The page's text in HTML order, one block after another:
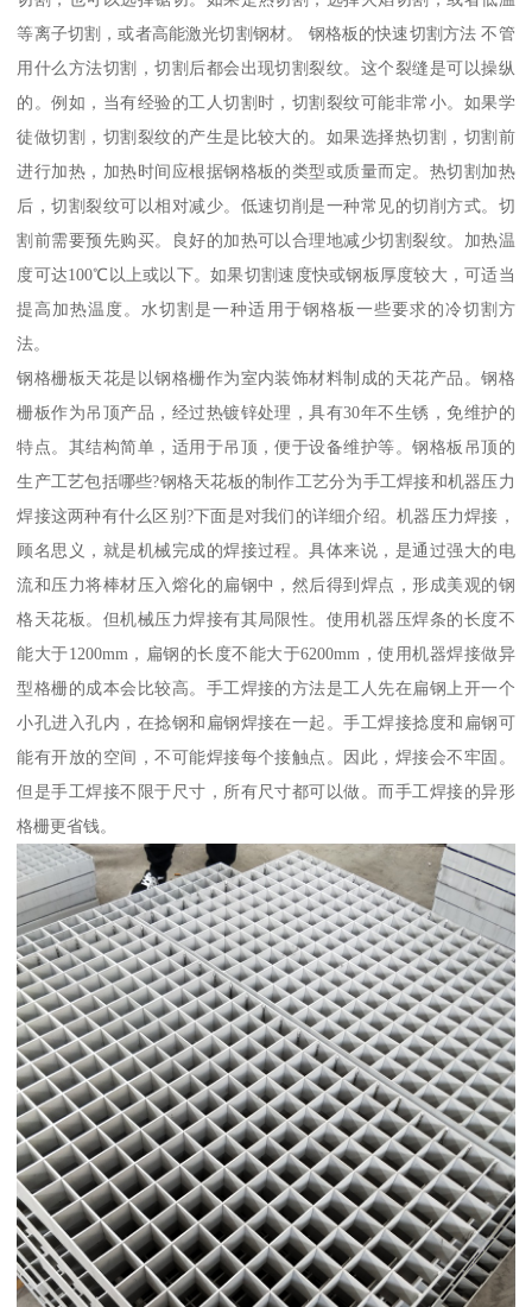
等离子切割，或者高能激光切割钢材。 钢格板的快速切割方法 不管
用什么方法切割，切割后都会出现切割裂纹。这个裂缝是可以操纵
的。例如，当有经验的工人切割时，切割裂纹可能非常小。如果学
徒做切割，切割裂纹的产生是比较大的。如果选择热切割，切割前
进行加热，加热时间应根据钢格板的类型或质量而定。热切割加热
后，切割裂纹可以相对减少。低速切削是一种常见的切削方式。切
割前需要预先购买。良好的加热可以合理地减少切割裂纹。加热温
度可达100℃以上或以下。如果切割速度快或钢板厚度较大，可适当
提高加热温度。水切割是一种适用于钢格板一些要求的冷切割方
法。
钢格栅板天花是以钢格栅作为室内装饰材料制成的天花产品。钢格
栅板作为吊顶产品，经过热镀锌处理，具有30年不生锈，免维护的
特点。其结构简单，适用于吊顶，便于设备维护等。钢格板吊顶的
生产工艺包括哪些?钢格天花板的制作工艺分为手工焊接和机器压力
焊接这两种有什么区别?下面是对我们的详细介绍。机器压力焊接，
顾名思义，就是机械完成的焊接过程。具体来说，是通过强大的电
流和压力将棒材压入熔化的扁钢中，然后得到焊点，形成美观的钢
格天花板。但机械压力焊接有其局限性。使用机器压焊条的长度不
能大于1200mm，扁钢的长度不能大于6200mm，使用机器焊接做异
型格栅的成本会比较高。手工焊接的方法是工人先在扁钢上开一个
小孔进入孔内，在捻钢和扁钢焊接在一起。手工焊接捻度和扁钢可
能有开放的空间，不可能焊接每个接触点。因此，焊接会不牢固。
但是手工焊接不限于尺寸，所有尺寸都可以做。而手工焊接的异形
格栅更省钱。